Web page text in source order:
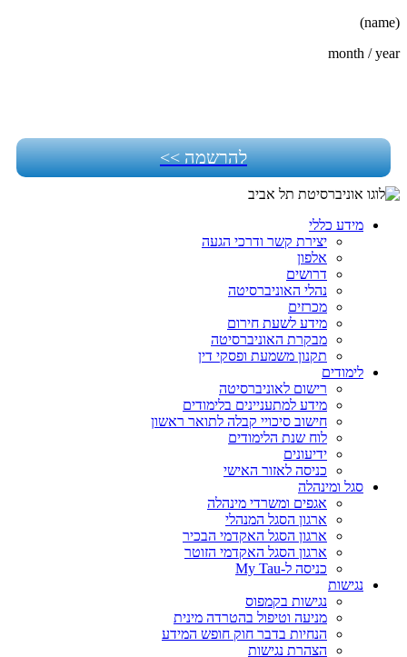
(name)
month / year
להרשמה >>
מידע כללי
יצירת קשר ודרכי הגעה
אלפון
דרושים
נהלי האוניברסיטה
מכרזים
מידע לשעת חירום
מבקרת האוניברסיטה
תקנון משמעת ופסקי דין
לימודים
רישום לאוניברסיטה
מידע למתעניינים בלימודים
חישוב סיכויי קבלה לתואר ראשון
לוח שנת הלימודים
ידיעונים
כניסה לאזור האישי
סגל ומינהלה
אגפים ומשרדי מינהלה
ארגון הסגל המנהלי
ארגון הסגל האקדמי הבכיר
ארגון הסגל האקדמי הזוטר
כניסה ל-My Tau
נגישות
נגישות בקמפוס
מניעה וטיפול בהטרדה מינית
הנחיות בדבר חוק חופש המידע
הצהרת נגישות